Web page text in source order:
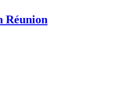
Réunion